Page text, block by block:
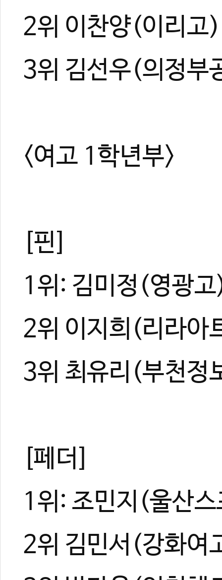
2위 이찬양(이리고)
3위 김선우(의정
<여고 1학년부>
[핀]
1위: 김미정(영광
2위 이지희(리라아
3위 최유리(부천정
[페더]
1위: 조민지(울산
2위 김민서(강화여
관련 뉴스
순천서 열린